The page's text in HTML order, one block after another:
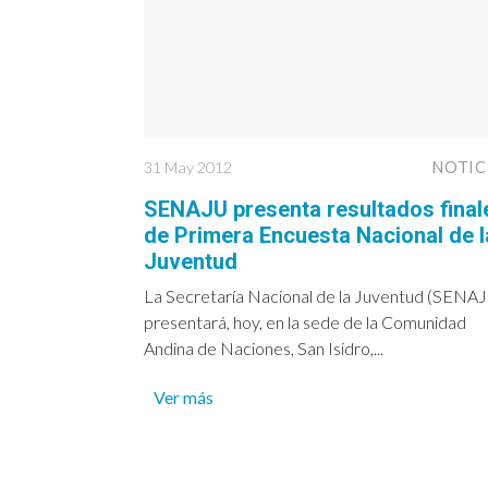
31 May 2012
SENAJU presenta resultados
de Primera Encuesta Nacional de
Juventud
La Secretaría Nacional de la Juventud
presentará, hoy, en la sede de la Comunidad
Andina de Naciones, San Isidro,...
Ver más